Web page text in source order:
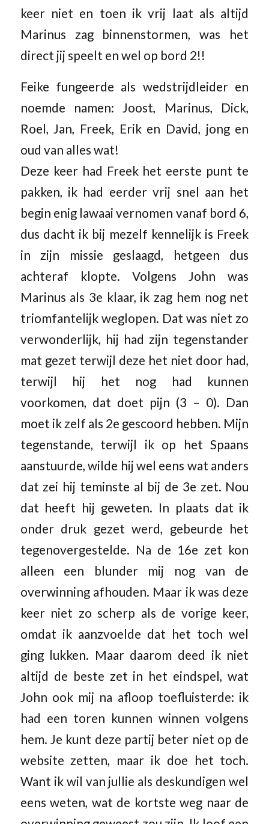
keer niet en toen ik vrij laat als altijd
Marinus zag binnenstormen, was het
direct jij speelt en wel op bord 2!!
Feike fungeerde als wedstrijdleider en
noemde namen: Joost, Marinus, Dick,
Roel, Jan, Freek, Erik en David, jong en
oud van alles wat!
Deze keer had Freek het eerste punt te
pakken, ik had eerder vrij snel aan het
begin enig lawaai vernomen vanaf bord 6,
dus dacht ik bij mezelf kennelijk is Freek
in zijn missie geslaagd, hetgeen dus
achteraf klopte. Volgens John was
Marinus als 3e klaar, ik zag hem nog net
triomfantelijk weglopen. Dat was niet zo
verwonderlijk, hij had zijn tegenstander
mat gezet terwijl deze het niet door had,
terwijl hij het nog had kunnen
voorkomen, dat doet pijn (3 – 0). Dan
moet ik zelf als 2e gescoord hebben. Mijn
tegenstande, terwijl ik op het Spaans
aanstuurde, wilde hij wel eens wat anders
dat zei hij teminste al bij de 3e zet. Nou
dat heeft hij geweten. In plaats dat ik
onder druk gezet werd, gebeurde het
tegenovergestelde. Na de 16e zet kon
alleen een blunder mij nog van de
overwinning afhouden. Maar ik was deze
keer niet zo scherp als de vorige keer,
omdat ik aanzvoelde dat het toch wel
ging lukken. Maar daarom deed ik niet
altijd de beste zet in het eindspel, wat
John ook mij na afloop toefluisterde: ik
had een toren kunnen winnen volgens
hem. Je kunt deze partij beter niet op de
website zetten, maar ik doe het toch.
Want ik wil van jullie als deskundigen wel
eens weten, wat de kortste weg naar de